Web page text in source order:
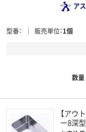
ア
型番 販売単位 1個
数量
【アウ
ー8深